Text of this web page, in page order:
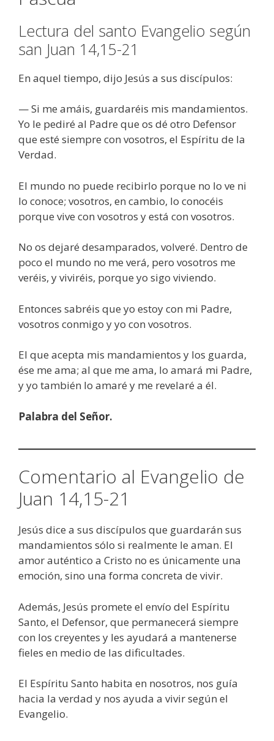
Lectura del santo Evangelio según
san Juan 14,15-21
En aquel tiempo, dijo Jesús a sus discípulos:
— Si me amáis, guardaréis mis mandamientos.
Yo le pediré al Padre que os dé otro Defensor
que esté siempre con vosotros, el Espíritu de la
Verdad.
El mundo no puede recibirlo porque no lo ve ni
lo conoce; vosotros, en cambio, lo conocéis
porque vive con vosotros y está con vosotros.
No os dejaré desamparados, volveré. Dentro de
poco el mundo no me verá, pero vosotros me
veréis, y viviréis, porque yo sigo viviendo.
Entonces sabréis que yo estoy con mi Padre,
vosotros conmigo y yo con vosotros.
El que acepta mis mandamientos y los guarda,
ése me ama; al que me ama, lo amará mi Padre,
y yo también lo amaré y me revelaré a él.
Palabra del Señor.
Comentario al Evangelio de
Juan 14,15-21
Jesús dice a sus discípulos que guardarán sus
mandamientos sólo si realmente le aman. El
amor auténtico a Cristo no es únicamente una
emoción, sino una forma concreta de vivir.
Además, Jesús promete el envío del Espíritu
Santo, el Defensor, que permanecerá siempre
con los creyentes y les ayudará a mantenerse
fieles en medio de las dificultades.
El Espíritu Santo habita en nosotros, nos guía
hacia la verdad y nos ayuda a vivir según el
Evangelio.